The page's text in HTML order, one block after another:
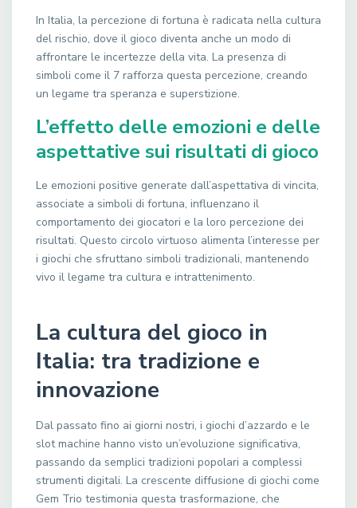
In Italia, la percezione di fortuna è radicata nella cultura
del rischio, dove il gioco diventa anche un modo di
affrontare le incertezze della vita. La presenza di
simboli come il 7 rafforza questa percezione, creando
un legame tra speranza e superstizione.
L’effetto delle emozioni e delle
aspettative sui risultati di gioco
Le emozioni positive generate dall’aspettativa di vincita,
associate a simboli di fortuna, influenzano il
comportamento dei giocatori e la loro percezione dei
risultati. Questo circolo virtuoso alimenta l’interesse per
i giochi che sfruttano simboli tradizionali, mantenendo
vivo il legame tra cultura e intrattenimento.
La cultura del gioco in
Italia: tra tradizione e
innovazione
Dal passato fino ai giorni nostri, i giochi d’azzardo e le
slot machine hanno visto un’evoluzione significativa,
passando da semplici tradizioni popolari a complessi
strumenti digitali. La crescente diffusione di giochi come
Gem Trio testimonia questa trasformazione, che